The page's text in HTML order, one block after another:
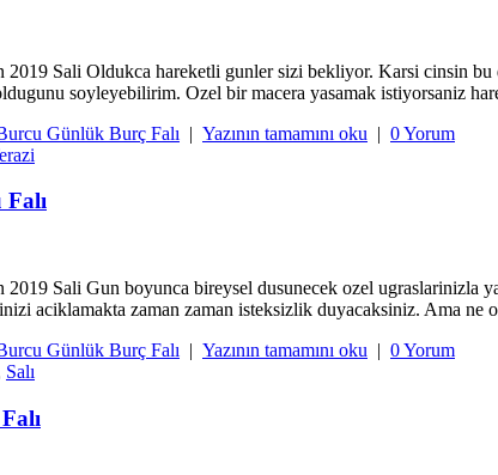
Sali Oldukca hareketli gunler sizi bekliyor. Karsi cinsin
soyleyebilirim. Ozel bir macera yasamak istiyorsaniz
Günlük Burç Falı | Yazının tamamını oku | 0 Yorum
Falı
Sali Gun boyunca bireysel dusunecek ozel
aciklamakta zaman zaman isteksizlik duyacaksiniz. Ama ne
Günlük Burç Falı | Yazının tamamını oku | 0 Yorum
Salı